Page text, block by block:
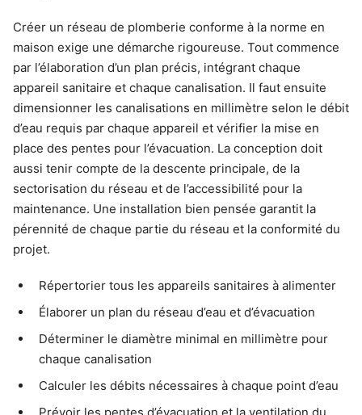
Créer un réseau de plomberie conforme à la norme en
maison exige une démarche rigoureuse. Tout commence
par l’élaboration d’un plan précis, intégrant chaque
appareil sanitaire et chaque canalisation. Il faut ensuite
dimensionner les canalisations en millimètre selon le débit
d’eau requis par chaque appareil et vérifier la mise en
place des pentes pour l’évacuation. La conception doit
aussi tenir compte de la descente principale, de la
sectorisation du réseau et de l’accessibilité pour la
maintenance. Une installation bien pensée garantit la
pérennité de chaque partie du réseau et la conformité du
projet.
Répertorier tous les appareils sanitaires à alimenter
Élaborer un plan du réseau d’eau et d’évacuation
Déterminer le diamètre minimal en millimètre pour
chaque canalisation
Calculer les débits nécessaires à chaque point d’eau